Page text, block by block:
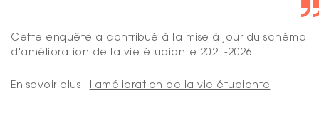
Cette enquête a contribué à la mise à jour du schéma
d'amélioration de la vie étudiante 2021-2026.
En savoir plus : l'amélioration de la vie étudiante